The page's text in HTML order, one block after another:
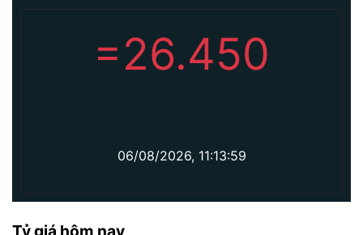
=26.450
06/08/2026, 11:13:59
Tỷ giá hôm nay